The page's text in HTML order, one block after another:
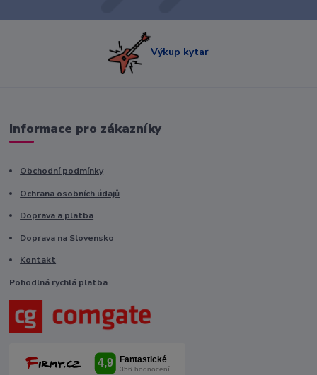
Výkup kytar
Informace pro zákazníky
Obchodní podmínky
Ochrana osobních údajů
Doprava a platba
Doprava na Slovensko
Kontakt
Pohodlná rychlá platba